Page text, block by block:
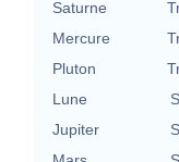
Saturne
Mercure
Pluton
Lune
Jupiter